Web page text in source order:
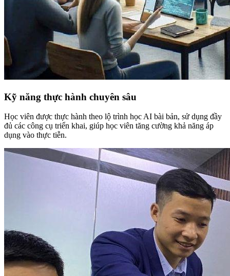
Kỹ năng thực hành chuyên sâu
Học viên được thực hành theo lộ trình học AI bài bản, sử dụng đầy
đủ các công cụ triển khai, giúp học viên tăng cường khả năng áp
dụng vào thực tiễn.